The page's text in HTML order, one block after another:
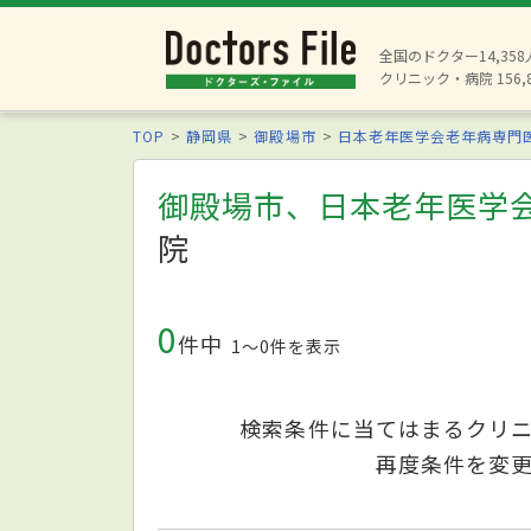
全国のドクター14,358
クリニック・病院
TOP 静岡県 御殿場市 日本老年医学会老年病専門
御殿場市、日本老年医学
院
0件中 1〜0件を表示
検索条件に当てはまるクリ
再度条件を変